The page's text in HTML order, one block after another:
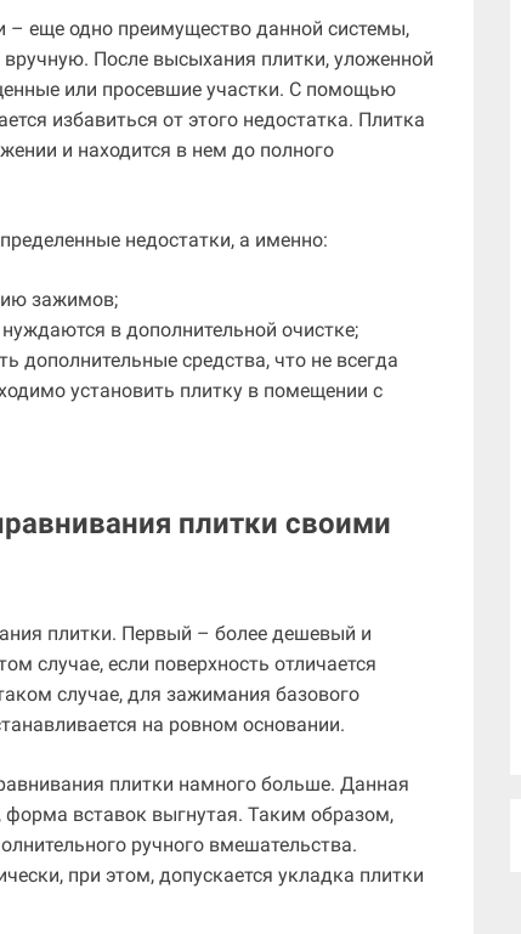
еще одно преимущество данной системы,
После высыхания плитки, уложенной
или просевшие участки. С помощью
избавиться от этого недостатка. Плитка
и находится в нем до полного
недостатки, а именно:
зажимов;
в дополнительной очистке;
дополнительные средства, что не всегда
установить плитку в помещении с
плитки своими
плитки. Первый – более дешевый и
случае, если поверхность отличается
случае, для зажимания базового
на ровном основании.
плитки намного больше. Данная
форма вставок выгнутая. Таким образом,
ручного вмешательства.
при этом, допускается укладка плитки